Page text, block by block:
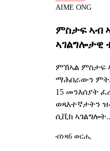
ምስታፍ ኣብ
ኣገልግሎታዊ
ምኽኣል ምስታፍ
ማሕበራውን
15 መንእሰያት
ወጻእተኛታትን
ሲቪክ
AIME ONG
ብነጻ6 ወርሒ